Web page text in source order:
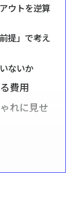
ウトを逆算
提」で考え
ないか
費用
れに見せ